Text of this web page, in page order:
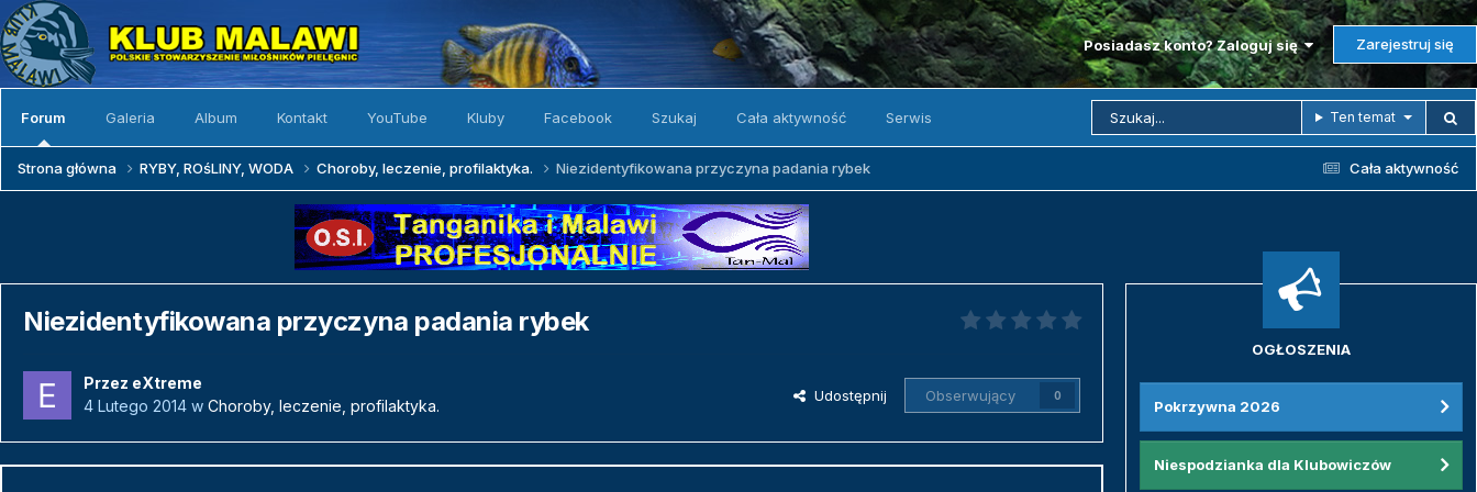
Posiadasz konto? Zaloguj się Zarejestruj się
Forum Galeria Album Kontakt YouTube Kluby Facebook Szukaj Cała aktywność Serwis Ten temat
Cała aktywność
Strona główna RYBY, ROśLINY, WODA Choroby, leczenie, profilaktyka. Niezidentyfikowana przyczyna padania rybek
Niezidentyfikowana przyczyna padania rybek
Przez eXtreme
4 Lutego 2014 w Choroby, leczenie, profilaktyka.
Udostępnij Obserwujący 0
OGŁOSZENIA
Pokrzywna 2026
Niespodzianka dla Klubowiczów